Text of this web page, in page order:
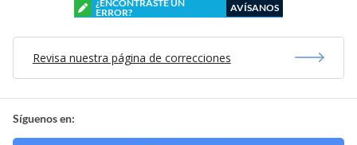
¿ENCONTRASTE UN
ERROR?
AVÍSANOS
Revisa nuestra página de correcciones
Síguenos en: